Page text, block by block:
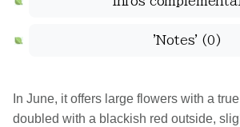
'Notes' (0)
In June, it offers large flowers with a
doubled with a blackish red outside,